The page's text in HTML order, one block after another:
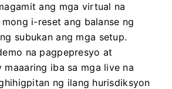
ang mga virtual na
i-reset ang balanse ng
subukan ang mga setup.
na pagpepresyo at
maaaring iba sa mga live na
ng ilang hurisdiksyon